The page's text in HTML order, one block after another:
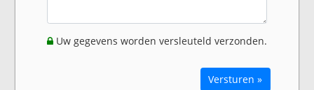
Uw gegevens worden versleuteld verzonden.
Versturen »